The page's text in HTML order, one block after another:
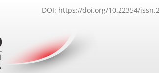
DOI: https://doi.org/10.22354/